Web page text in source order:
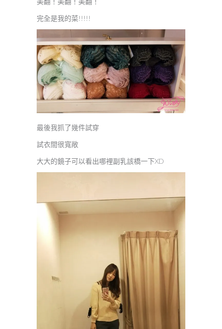
完全是我的菜!!!!!
最後我抓了幾件試穿
試衣間很寬敞
大大的鏡子可以看出哪裡副乳該橋一下XD